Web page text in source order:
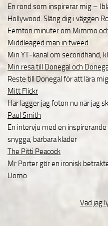
En rond som inspirerar mig –
Hollywood. Släng dig i väggen
Femton minuter om Mimmo
Middleaged man in tweed
Min YT-kanal om secondhand,
Min resa till Donegal och
Reste till Donegal för att lära
Mitt Flickr
Här lägger jag foton nu när jag
Paul Smith
En intervju med en
snygga, bärbara kläder
The Pitti Peacock
Mr Porter gör en ironisk
Uomo.
Vad jag